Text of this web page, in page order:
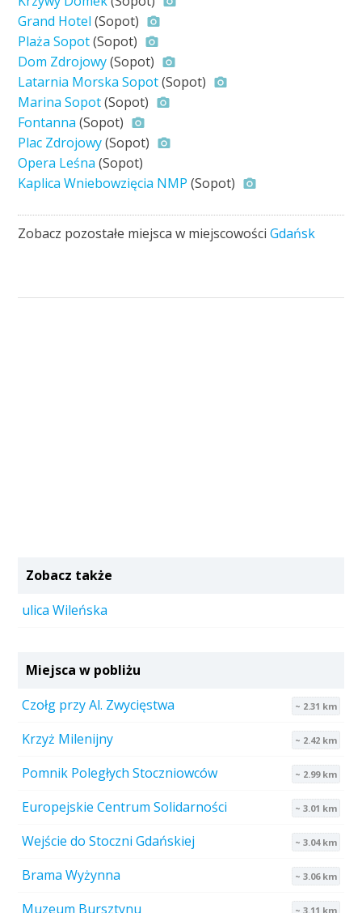
Grand Hotel (Sopot)
Plaża Sopot(Sopot)
Dom Zdrojowy(Sopot)
Latarnia Morska Sopot(Sopot)
Marina Sopot(Sopot)
Fontanna (Sopot)
Plac Zdrojowy(Sopot)
Opera Leśna (Sopot)
Kaplica Wniebowzięcia NMP (Sopot)
Zobacz pozostałe miejsca w miejscowościGdańsk
Zobacz także
ulica Wileńska
Miejsca w pobliżu
Czołg przy Al. Zwycięstwa
~ 2.31 km
Krzyż Milenijny ~ 2.42 km
Pomnik Poległych Stoczniowców ~ 2.99 km
Europejskie Centrum Solidarności ~ 3.01 km
Wejście do Stoczni Gdańskiej ~ 3.04 km
Brama Wyżynna ~ 3.06 km
Muzeum Bursztynu ~ 3.11 km